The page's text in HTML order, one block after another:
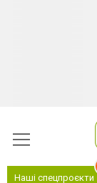
Наші спецпроєкти